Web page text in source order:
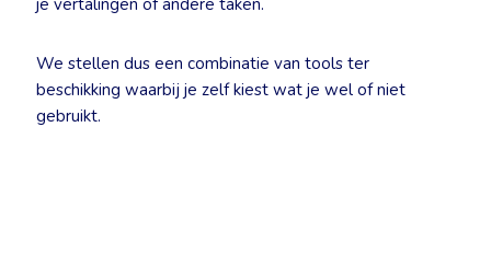
je vertalingen of andere taken.
We stellen dus een combinatie van tools ter
beschikking waarbij je zelf kiest wat je wel of niet
gebruikt.